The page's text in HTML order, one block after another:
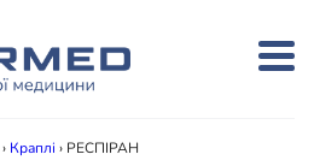
› Краплі › РЕСПІРАН